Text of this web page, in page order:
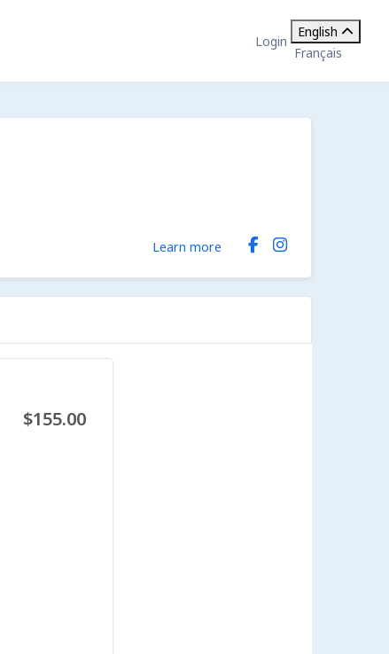
Login
English
Français
Learn more
$155.00